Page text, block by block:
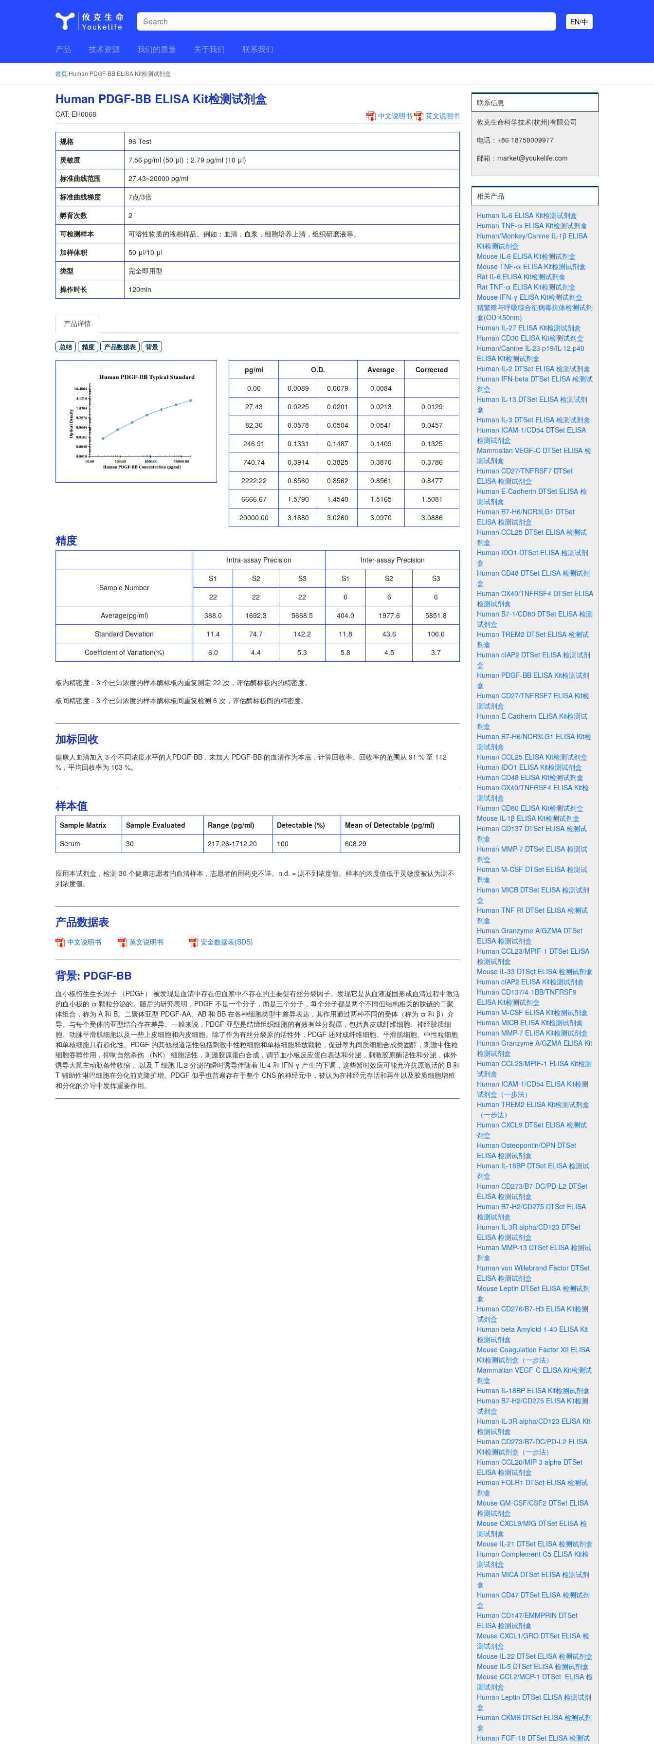
EN/中
产品 技术资源 我们的质量 关于我们 联系我们
首页/Human PDGF-BB ELISA Kit检测试剂盒
Human PDGF-BB ELISA Kit检测试剂盒
CAT: EH0068 中文说明书 英文说明书
规格
96 Test
灵敏度
7.56 pg/ml (50 μl)；2.79 pg/ml (10 μl)
标准曲线范围
27.43~20000 pg/ml
标准曲线梯度
7点/3倍
孵育次数
2
可检测样本
可溶性物质的液相样品。例如：血清，血浆，细胞培养上清，组织研磨液等。
加样体积
50 μl/10 μl
类型
完全即用型
操作时长
120min
产品详情
总结 精度 产品数据表 背景
pg/ml O.D. Average
Corrected
0.00
0.0089 0.0079
0.0084
27.43
0.0225 0.0201 0.0213
0.0129
82.30
0.0578 0.0504 0.0541
0.0457
246.91
0.1331 0.1487 0.1409
0.1325
740.74
0.3914 0.3825 0.3870
0.3786
2222.22
0.8560 0.8562 0.8561
0.8477
6666.67
1.5790 1.4540 1.5165
1.5081
20000.00
3.1680 3.0260 3.0970 3.0886
精度
Intra-assay Precision Inter-assay Precision
Sample Number
S1 S2 S3 S1 S2
S3
22
22 22 6 6
6
Average(pg/ml)
388.0 1692.3 5668.5 404.0 1977.6
5851.8
Standard Deviation
11.4 74.7 142.2 11.8 43.6
106.6
Coefficient of Variation(%)
6.0 4.4 5.3 5.8 4.5 3.7
板内精密度：3 个已知浓度的样本酶标板内重复测定 22 次，评估酶标板内的精密度。
板间精密度：3 个已知浓度的样本酶标板间重复检测 6 次，评估酶标板间的精密度。
加标回收
健康人血清加入 3 个不同浓度水平的人PDGF-BB，未加人 PDGF-BB 的血清作为本底，计算回收率。回收率的范围从 91 % 至 112
%，平均回收率为 103 %。
样本值
Sample Matrix Sample Evaluated Range (pg/ml) Detectable (%)
Mean of Detectable (pg/ml)
Serum
30 217.26-1712.20 100 608.29
应用本试剂盒，检测 30 个健康志愿者的血清样本，志愿者的用药史不详。n.d. = 测不到浓度值。样本的浓度值低于灵敏度被认为测不
到浓度值。
产品数据表
中文说明书 英文说明书 安全数据表(SDS)
背景: PDGF-BB
血小板衍生生长因子 （PDGF） 被发现是血清中存在但血浆中不存在的主要促有丝分裂因子。发现它是从血液凝固形成血清过程中激活
的血小板的 α 颗粒分泌的。随后的研究表明，PDGF 不是一个分子，而是三个分子，每个分子都是两个不同但结构相关的肽链的二聚
体组合，称为 A 和 B。二聚体亚型 PDGF-AA、AB 和 BB 在各种细胞类型中差异表达，其作用通过两种不同的受体（称为 α 和 β）介
导。与每个受体的亚型结合存在差异。一般来说，PDGF 亚型是结缔组织细胞的有效有丝分裂原，包括真皮成纤维细胞、神经胶质细
胞、动脉平滑肌细胞以及一些上皮细胞和内皮细胞。除了作为有丝分裂原的活性外，PDGF 还对成纤维细胞、平滑肌细胞、中性粒细胞
和单核细胞具有趋化性。PDGF 的其他报道活性包括刺激中性粒细胞和单核细胞释放颗粒，促进睾丸间质细胞合成类固醇，刺激中性粒
细胞吞噬作用，抑制自然杀伤 （NK） 细胞活性，刺激胶原蛋白合成，调节血小板反应蛋白表达和分泌，刺激胶原酶活性和分泌，体外
诱导大鼠主动脉条带收缩， 以及 T 细胞 IL-2 分泌的瞬时诱导伴随着 IL-4 和 IFN-γ 产生的下调，这些暂时效应可能允许抗原激活的 B 和
T 辅助性淋巴细胞在分化前克隆扩增。PDGF 似乎也普遍存在于整个 CNS 的神经元中，被认为在神经元存活和再生以及胶质细胞增殖
和分化的介导中发挥重要作用。
联系信息
攸克生命科学技术(杭州)有限公司
电话：+86 18758009977
邮箱：market@youkelife.com
相关产品
Human IL-6 ELISA Kit检测试剂盒
Human TNF-α ELISA Kit检测试剂盒
Human/Monkey/Canine IL-1β ELISA
Kit检测试剂盒
Mouse IL-6 ELISA Kit检测试剂盒
Mouse TNF-α ELISA Kit检测试剂盒
Rat IL-6 ELISA Kit检测试剂盒
Rat TNF-α ELISA Kit检测试剂盒
Mouse IFN-γ ELISA Kit检测试剂盒
猪繁殖与呼吸综合征病毒抗体检测试剂
盒(OD 450nm)
Human IL-27 ELISA Kit检测试剂盒
Human CD30 ELISA Kit检测试剂盒
Human/Canine IL-23 p19/IL-12 p40
ELISA Kit检测试剂盒
Human IL-2 DTSet ELISA 检测试剂盒
Human IFN-beta DTSet ELISA 检测试
剂盒
Human IL-13 DTSet ELISA 检测试剂
盒
Human IL-3 DTSet ELISA 检测试剂盒
Human ICAM-1/CD54 DTSet ELISA
检测试剂盒
Mammalian VEGF-C DTSet ELISA 检
测试剂盒
Human CD27/TNFRSF7 DTSet
ELISA 检测试剂盒
Human E-Cadherin DTSet ELISA 检
测试剂盒
Human B7-H6/NCR3LG1 DTSet
ELISA 检测试剂盒
Human CCL25 DTSet ELISA 检测试
剂盒
Human IDO1 DTSet ELISA 检测试剂
盒
Human CD48 DTSet ELISA 检测试剂
盒
Human OX40/TNFRSF4 DTSet ELISA
检测试剂盒
Human B7-1/CD80 DTSet ELISA 检测
试剂盒
Human TREM2 DTSet ELISA 检测试
剂盒
Human cIAP2 DTSet ELISA 检测试剂
盒
Human PDGF-BB ELISA Kit检测试剂
盒
Human CD27/TNFRSF7 ELISA Kit检
测试剂盒
Human E-Cadherin ELISA Kit检测试
剂盒
Human B7-H6/NCR3LG1 ELISA Kit检
测试剂盒
Human CCL25 ELISA Kit检测试剂盒
Human IDO1 ELISA Kit检测试剂盒
Human CD48 ELISA Kit检测试剂盒
Human OX40/TNFRSF4 ELISA Kit检
测试剂盒
Human CD80 ELISA Kit检测试剂盒
Mouse IL-1β ELISA Kit检测试剂盒
Human CD137 DTSet ELISA 检测试
剂盒
Human MMP-7 DTSet ELISA 检测试
剂盒
Human M-CSF DTSet ELISA 检测试
剂盒
Human MICB DTSet ELISA 检测试剂
盒
Human TNF RI DTSet ELISA 检测试
剂盒
Human Granzyme A/GZMA DTSet
ELISA 检测试剂盒
Human CCL23/MPIF-1 DTSet ELISA
检测试剂盒
Mouse IL-33 DTSet ELISA 检测试剂盒
Human cIAP2 ELISA Kit检测试剂盒
Human CD137/4-1BB/TNFRSF9
ELISA Kit检测试剂盒
Human M-CSF ELISA Kit检测试剂盒
Human MICB ELISA Kit检测试剂盒
Human MMP-7 ELISA Kit检测试剂盒
Human Granzyme A/GZMA ELISA Kit
检测试剂盒
Human CCL23/MPIF-1 ELISA Kit检测
试剂盒
Human ICAM-1/CD54 ELISA Kit检测
试剂盒（一步法）
Human TREM2 ELISA Kit检测试剂盒
（一步法）
Human CXCL9 DTSet ELISA 检测试
剂盒
Human Osteopontin/OPN DTSet
ELISA 检测试剂盒
Human IL-18BP DTSet ELISA 检测试
剂盒
Human CD273/B7-DC/PD-L2 DTSet
ELISA 检测试剂盒
Human B7-H2/CD275 DTSet ELISA
检测试剂盒
Human IL-3R alpha/CD123 DTSet
ELISA 检测试剂盒
Human MMP-13 DTSet ELISA 检测试
剂盒
Human von Willebrand Factor DTSet
ELISA 检测试剂盒
Mouse Leptin DTSet ELISA 检测试剂
盒
Human CD276/B7-H3 ELISA Kit检测
试剂盒
Human beta Amyloid 1-40 ELISA Kit
检测试剂盒
Mouse Coagulation Factor XII ELISA
Kit检测试剂盒（一步法）
Mammalian VEGF-C ELISA Kit检测试
剂盒
Human IL-18BP ELISA Kit检测试剂盒
Human B7-H2/CD275 ELISA Kit检测
试剂盒
Human IL-3R alpha/CD123 ELISA Kit
检测试剂盒
Human CD273/B7-DC/PD-L2 ELISA
Kit检测试剂盒（一步法）
Human CCL20/MIP-3 alpha DTSet
ELISA 检测试剂盒
Human FOLR1 DTSet ELISA 检测试
剂盒
Mouse GM-CSF/CSF2 DTSet ELISA
检测试剂盒
Mouse CXCL9/MIG DTSet ELISA 检
测试剂盒
Mouse IL-21 DTSet ELISA 检测试剂盒
Human Complement C5 ELISA Kit检
测试剂盒
Human MICA DTSet ELISA 检测试剂
盒
Human CD47 DTSet ELISA 检测试剂
盒
Human CD147/EMMPRIN DTSet
ELISA 检测试剂盒
Mouse CXCL1/GRO DTSet ELISA 检
测试剂盒
Mouse IL-22 DTSet ELISA 检测试剂盒
Mouse IL-5 DTSet ELISA 检测试剂盒
Mouse CCL2/MCP-1 DTSet ELISA 检
测试剂盒
Human Leptin DTSet ELISA 检测试剂
盒
Human CKMB DTSet ELISA 检测试剂
盒
Human FGF-19 DTSet ELISA 检测试